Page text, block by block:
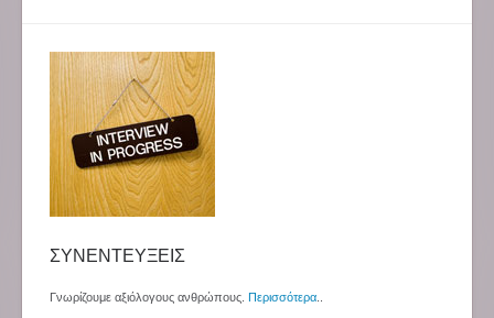
ΣΥΝΕΝΤΕΥΞΕΙΣ
Γνωρίζουμε αξιόλογους ανθρώπους. Περισσότερα